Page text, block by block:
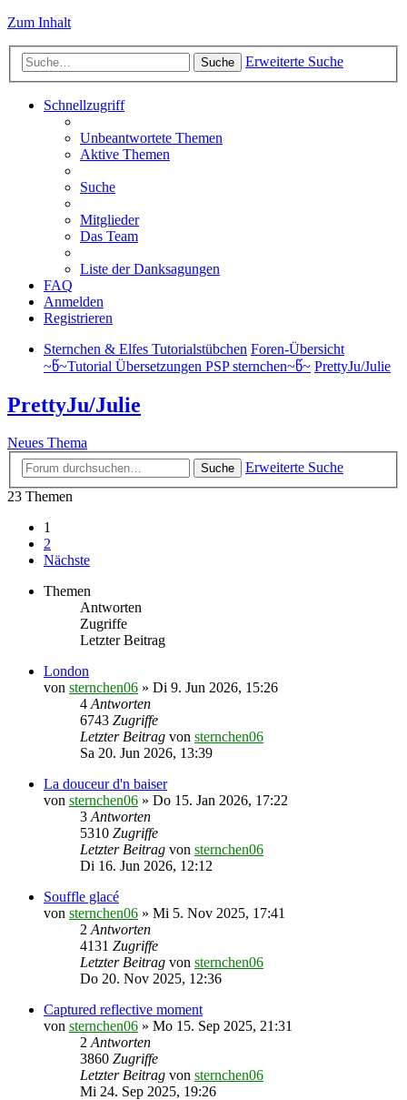
Zum Inhalt
Suche Erweiterte Suche
Schnellzugriff
Unbeantwortete Themen
Aktive Themen
Suche
Mitglieder
Das Team
Liste der Danksagungen
FAQ
Anmelden
Registrieren
Sternchen & Elfes Tutorialstübchen Foren-Übersicht
~წ~Tutorial Übersetzungen PSP sternchen~წ~ PrettyJu/Julie
PrettyJu/Julie
Neues Thema
Suche
Erweiterte Suche
23 Themen
1
2
Nächste
Themen
Antworten
Zugriffe
Letzter Beitrag
London
von sternchen06 » Di 9. Jun 2026, 15:26
4 Antworten
6743 Zugriffe
Letzter Beitrag von sternchen06
Sa 20. Jun 2026, 13:39
La douceur d'n baiser
von sternchen06 » Do 15. Jan 2026, 17:22
3 Antworten
5310 Zugriffe
Letzter Beitrag von sternchen06
Di 16. Jun 2026, 12:12
Souffle glacé
von sternchen06 » Mi 5. Nov 2025, 17:41
2 Antworten
4131 Zugriffe
Letzter Beitrag von sternchen06
Do 20. Nov 2025, 12:36
Captured reflective moment
von sternchen06 » Mo 15. Sep 2025, 21:31
2 Antworten
3860 Zugriffe
Letzter Beitrag von sternchen06
Mi 24. Sep 2025, 19:26